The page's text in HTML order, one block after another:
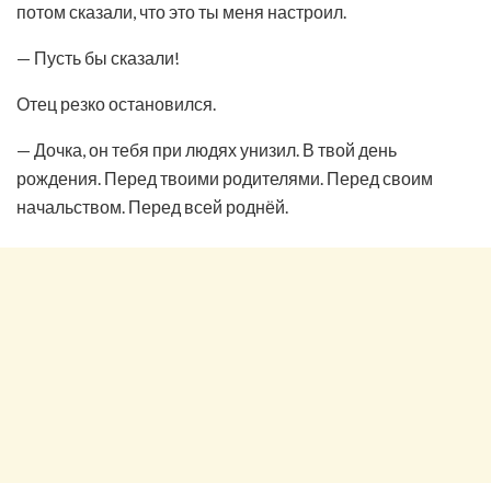
потом сказали, что это ты меня настроил.
— Пусть бы сказали!
Отец резко остановился.
— Дочка, он тебя при людях унизил. В твой день
рождения. Перед твоими родителями. Перед своим
начальством. Перед всей роднёй.